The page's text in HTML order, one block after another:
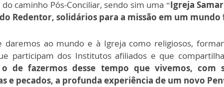
caminho Pós-Conciliar, sendo sim uma “Igreja
Redentor, solidários para a missão em um
daremos ao mundo e à Igreja como religiosos,
participam dos Institutos afiliados e que
de fazermos desse tempo que vivemos, com
e pecados, a profunda experiência de um novo